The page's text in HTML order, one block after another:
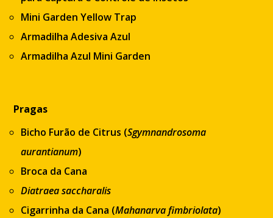
Mini Garden Yellow Trap
Armadilha Adesiva Azul
Armadilha Azul Mini Garden
Pragas
Bicho Furão de Citrus (Sgymnandrosoma
aurantianum)
Broca da Cana
Diatraea saccharalis
Cigarrinha da Cana (Mahanarva fimbriolata)